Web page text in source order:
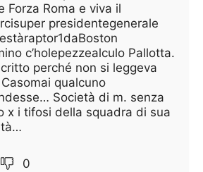
Forza Roma e viva il
presidentegenerale
c’holepezzealculo Pallotta.
perché non si leggeva
qualcuno
Società di m. senza
x i tifosi della squadra di sua
0